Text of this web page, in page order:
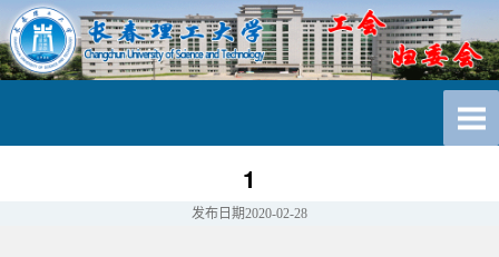
1
发布日期2020-02-28